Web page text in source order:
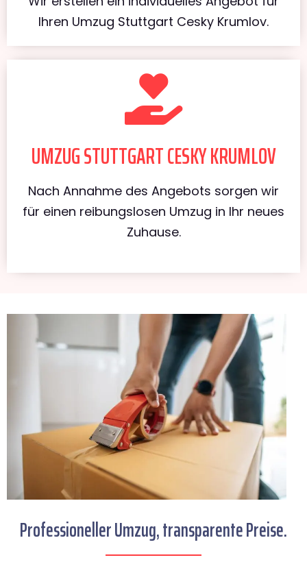
Ihren Umzug Stuttgart Cesky Krumlov.
UMZUG STUTTGART CESKY KRUMLOV
Nach Annahme des Angebots sorgen wir
für einen reibungslosen Umzug in Ihr neues
Zuhause.
Professioneller Umzug, transparente Preise.